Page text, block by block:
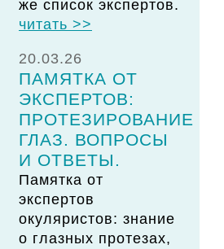
же список экспертов.
читать >>
20.03.26
ПАМЯТКА ОТ
ЭКСПЕРТОВ:
ПРОТЕЗИРОВАНИЕ
ГЛАЗ. ВОПРОСЫ
И ОТВЕТЫ.
Памятка от
экспертов
окуляристов: знание
о глазных протезах,